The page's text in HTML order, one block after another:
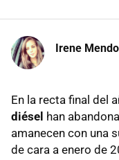
Irene
En la recta final del
diésel han
amanecen con una
de cara a enero de